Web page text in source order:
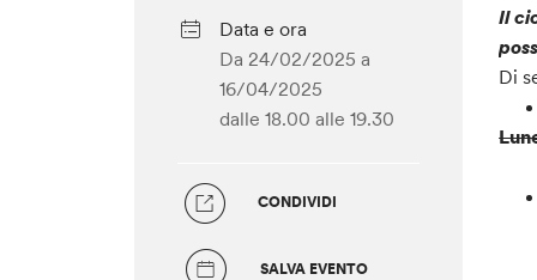
Data e ora
Da 24/02/2025 a
16/04/2025
dalle 18.00 alle 19.30
CONDIVIDI
SALVA EVENTO
Il
Di